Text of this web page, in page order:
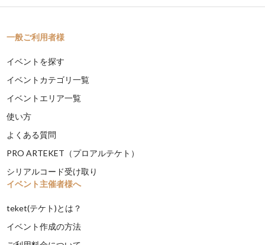
一般ご利用者様
イベントを探す
イベントカテゴリ一覧
イベントエリア一覧
使い方
よくある質問
PRO ARTEKET（プロアルテケト）
シリアルコード受け取り
イベント主催者様へ
teket(テケト)とは？
イベント作成の方法